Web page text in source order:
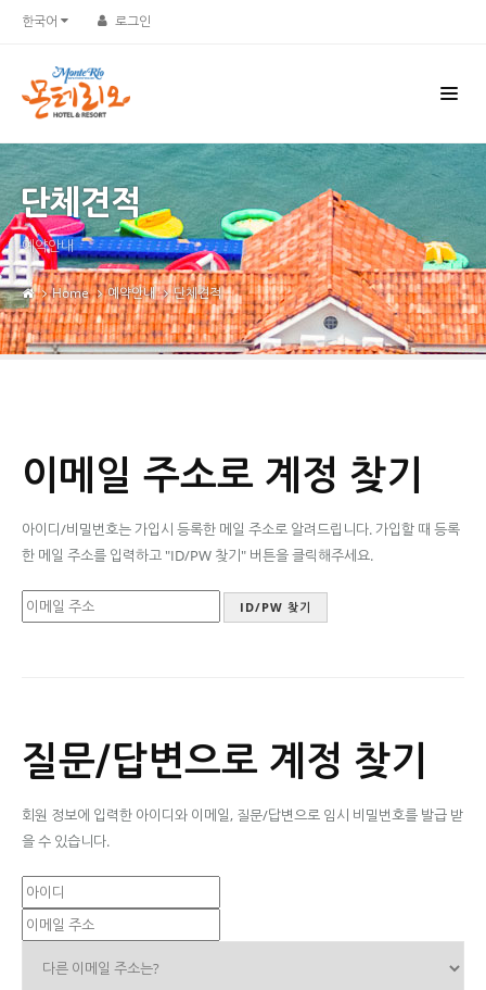
한국어 로그인
단체견적
예약안내
Home 예약안내 단체견적
이메일 주소로 계정 찾기
아이디/비밀번호는 가입시 등록한 메일 주소로 알려드립니다. 가입할 때 등록
한 메일 주소를 입력하고 "ID/PW 찾기" 버튼을 클릭해주세요.
질문/답변으로 계정 찾기
회원 정보에 입력한 아이디와 이메일, 질문/답변으로 임시 비밀번호를 발급 받
을 수 있습니다.